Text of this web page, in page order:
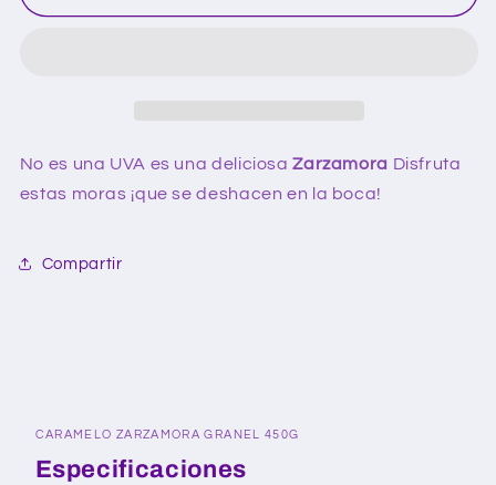
zarzamorazarzamora
No es una UVA es una deliciosaZarzamora Disfruta
estas moras ¡que se deshacen en la boca!
Compartir
CARAMELO ZARZAMORA GRANEL 450G
Especificaciones